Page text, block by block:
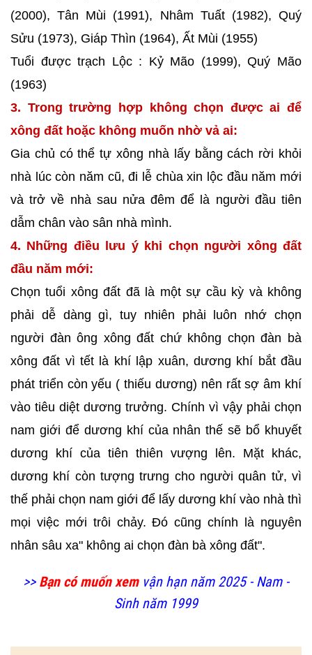
(2000), Tân Mùi (1991), Nhâm Tuất (1982), Quý
Sửu (1973), Giáp Thìn (1964), Ất Mùi (1955)
Tuổi được trạch Lộc : Kỷ Mão (1999), Quý Mão
(1963)
3. Trong trường hợp không chọn được ai để
xông đất hoặc không muốn nhờ vả ai:
Gia chủ có thể tự xông nhà lấy bằng cách rời khỏi
nhà lúc còn năm cũ, đi lễ chùa xin lộc đầu năm mới
và trở về nhà sau nửa đêm để là người đầu tiên
dẫm chân vào sân nhà mình.
4. Những điều lưu ý khi chọn người xông đất
đầu năm mới:
Chọn tuổi xông đất đã là một sự cầu kỳ và không
phải dễ dàng gì, tuy nhiên phải luôn nhớ chọn
người đàn ông xông đất chứ không chọn đàn bà
xông đất vì tết là khí lập xuân, dương khí bắt đầu
phát triển còn yếu ( thiếu dương) nên rất sợ âm khí
vào tiêu diệt dương trưởng. Chính vì vậy phải chọn
nam giới để dương khí của nhân thế sẽ bổ khuyết
dương khí của tiên thiên vượng lên. Mặt khác,
dương khí còn tượng trưng cho người quân tử, vì
thế phải chọn nam giới để lấy dương khí vào nhà thì
mọi việc mới trôi chảy. Đó cũng chính là nguyên
nhân sâu xa" không ai chọn đàn bà xông đất".
>> Bạn có muốn xemvận hạn năm 2025 - Nam -
Sinh năm 1999